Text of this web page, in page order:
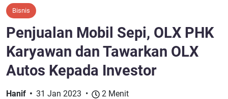
Bisnis
Penjualan Mobil Sepi, OLX PHK
Karyawan dan Tawarkan OLX
Autos Kepada Investor
Hanif 31 Jan 2023 2 Menit